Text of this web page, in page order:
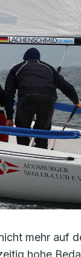
mehr auf
hohe